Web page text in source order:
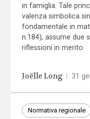
in famiglia. Tale
valenza simbolica
fondamentale in
n.184), assume due
riflessioni in merito.
Joëlle Long 31
Normativa regionale